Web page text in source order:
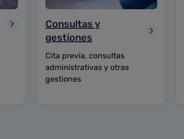
Consultas y
gestiones
Cita previa, consultas
administrativas y otras
gestiones